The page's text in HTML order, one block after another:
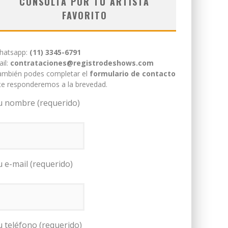
FAVORITO
(11) 3345-6791
contrataciones@registrodeshows.com
podes completar el formulario de contacto
responderemos a la brevedad.
nombre (requerido)
e-mail (requerido)
teléfono (requerido)